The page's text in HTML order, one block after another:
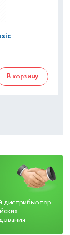
В корзину
дистрибьютор